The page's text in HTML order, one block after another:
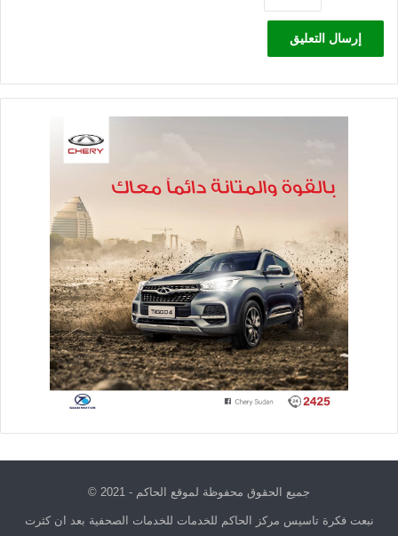
جميع الحقوق محفوظة لموقع الحاكم - 2021 ©
نبعت فكرة تاسيس مركز الحاكم للخدمات للخدمات الصحفية بعد ان كثرت